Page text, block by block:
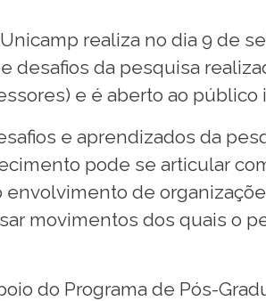
realiza no dia 9 de
desafios da pesquisa
e é aberto ao
e aprendizados da
pode se articular
de
movimentos dos quais o
do Programa de Pós-